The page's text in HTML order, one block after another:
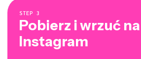
STEP 3
Pobierz i wrzuć na
Instagram